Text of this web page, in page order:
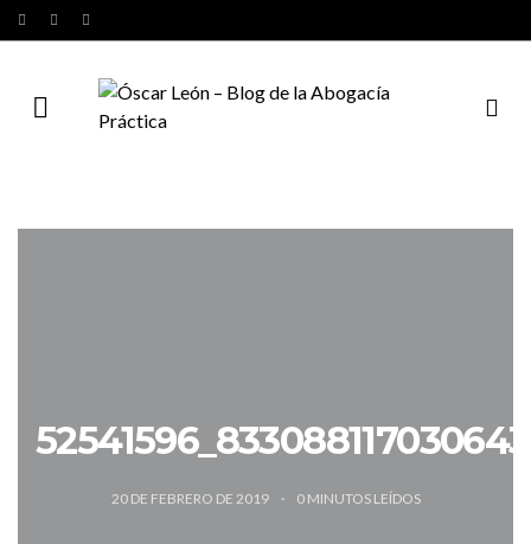
20 DE FEBRERO DE 2019 0 MINUTOS LEÍDOS